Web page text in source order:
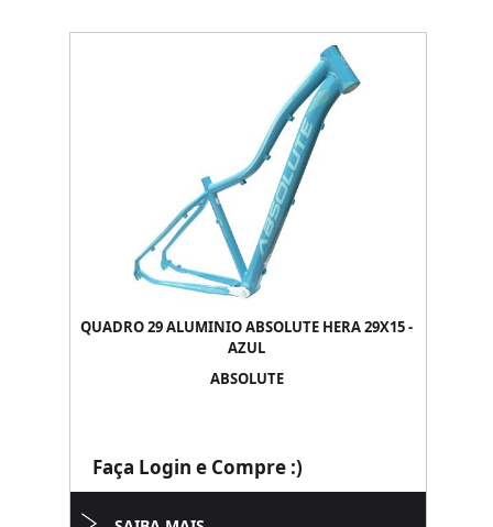
QUADRO 29 ALUMINIO ABSOLUTE HERA 29X15 -
AZUL
ABSOLUTE
Faça Login e Compre :)